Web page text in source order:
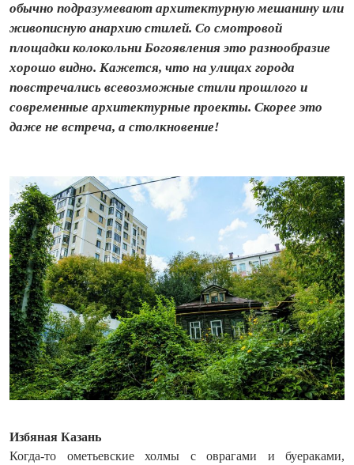
обычно подразумевают архитектурную мешанину или
живописную анархию стилей. Со смотровой
площадки колокольни Богоявления это разнообразие
хорошо видно. Кажется, что на улицах города
повстречались всевозможные стили прошлого и
современные архитектурные проекты. Скорее это
даже не встреча, а столкновение!
Избяная Казань
Когда-то ометьевские холмы с оврагами и буераками,